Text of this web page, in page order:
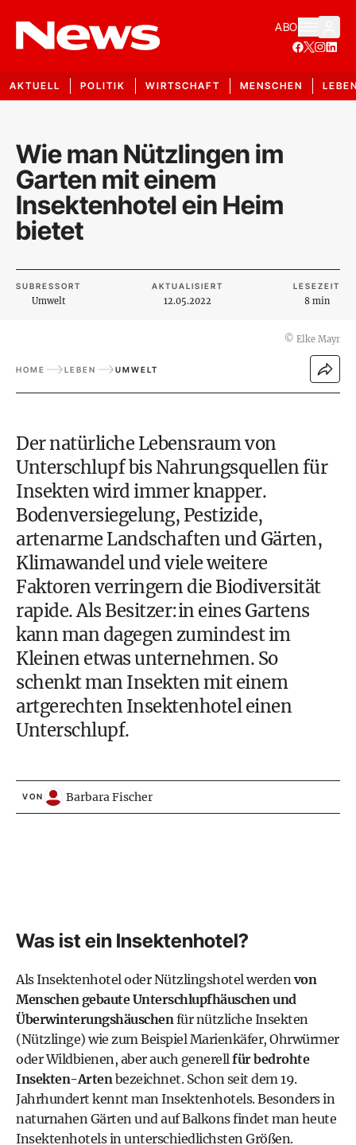
ABO
AKTUELL POLITIK WIRTSCHAFT MENSCHEN
Wie man Nützlingen im
Garten mit einem
Insektenhotel ein Heim
bietet
SUBRESSORT
Umwelt
AKTUALISIERT
12.05.2022
LESEZEIT
8 min
© Elke Mayr
HOME LEBEN UMWELT
Der natürliche Lebensraum von
Unterschlupf bis Nahrungsquellen für
Insekten wird immer knapper.
Bodenversiegelung, Pestizide,
artenarme Landschaften und Gärten,
Klimawandel und viele weitere
Faktoren verringern die Biodiversität
rapide. Als Besitzer:in eines Gartens
kann man dagegen zumindest im
Kleinen etwas unternehmen. So
schenkt man Insekten mit einem
artgerechten Insektenhotel einen
Unterschlupf.
VON Barbara Fischer
Was ist ein Insektenhotel?
Als Insektenhotel oder Nützlingshotel werdenvon
Menschen gebaute Unterschlupfhäuschen und
Überwinterungshäuschenfür nützliche Insekten
(Nützlinge) wie zum Beispiel Marienkäfer, Ohrwürmer
oderWildbienen, aber auch generellfür bedrohte
Insekten-Artenbezeichnet. Schon seit dem 19.
Jahrhundert kennt man Insektenhotels. Besonders in
naturnahen Gärten und auf Balkons findet man heute
Insektenhotels in unterschiedlichsten Größen.